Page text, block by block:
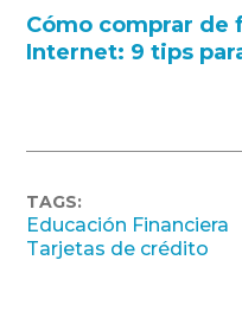
Cómo comprar de
Internet: 9 tips
TAGS:
Educación Financiera
Tarjetas de crédito